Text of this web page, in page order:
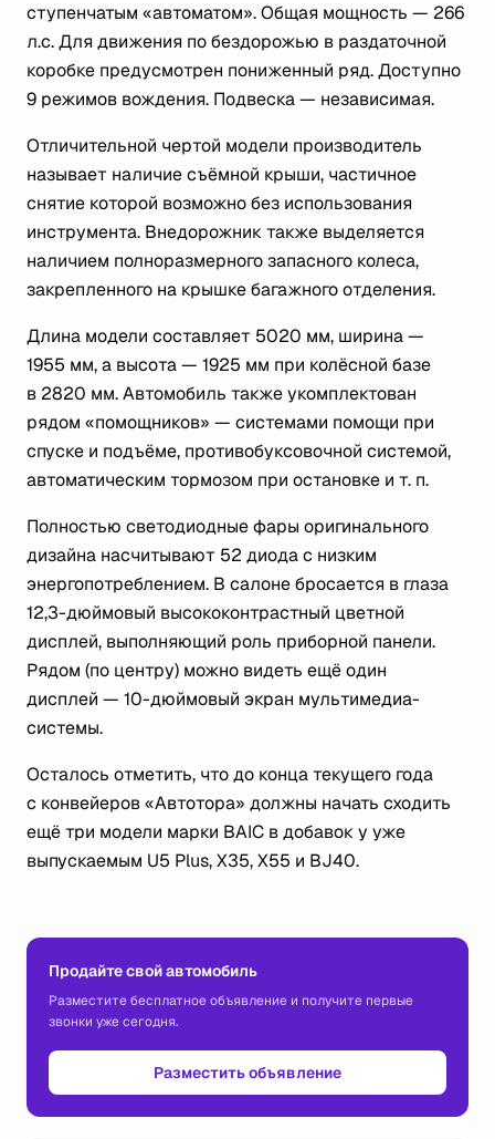
ступенчатым «автоматом». Общая мощность — 266
л.с. Для движения по бездорожью в раздаточной
коробке предусмотрен пониженный ряд. Доступно
9 режимов вождения. Подвеска — независимая.
Отличительной чертой модели производитель
называет наличие съёмной крыши, частичное
снятие которой возможно без использования
инструмента. Внедорожник также выделяется
наличием полноразмерного запасного колеса,
закрепленного на крышке багажного отделения.
Длина модели составляет 5020 мм, ширина —
1955 мм, а высота — 1925 мм при колёсной базе
в 2820 мм. Автомобиль также укомплектован
рядом «помощников» — системами помощи при
спуске и подъёме, противобуксовочной системой,
автоматическим тормозом при остановке и т. п.
Полностью светодиодные фары оригинального
дизайна насчитывают 52 диода c низким
энергопотреблением. В салоне бросается в глаза
12,3-дюймовый высококонтрастный цветной
дисплей, выполняющий роль приборной панели.
Рядом (по центру) можно видеть ещё один
дисплей — 10-дюймовый экран мультимедиа-
системы.
Осталось отметить, что до конца текущего года
с конвейеров «Автотора» должны начать сходить
ещё три модели марки BAIC в добавок у уже
выпускаемым U5 Plus, X35, X55 и BJ40.
Продайте свой автомобиль
Разместите бесплатное объявление и получите первые
звонки уже сегодня.
Разместить объявление